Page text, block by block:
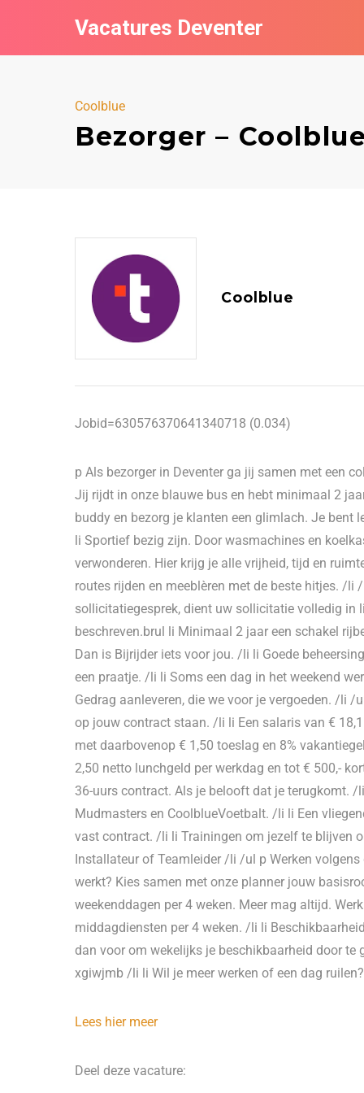
Vacatures Deventer
Coolblue
Bezorger –
Coolblue
Jobid=630576370641340718 (0.034)
p Als bezorger in Deventer ga jij samen met een
Jij rijdt in onze blauwe bus en hebt minimaal 2
buddy en bezorg je klanten een glimlach. Je bent
li Sportief bezig zijn. Door wasmachines en
verwonderen. Hier krijg je alle vrijheid, tijd en
routes rijden en meeblèren met de beste hitjes. /li
sollicitatiegesprek, dient uw sollicitatie volledig
beschreven.brul li Minimaal 2 jaar een schakel
Dan is Bijrijder iets voor jou. /li li Goede
een praatje. /li li Soms een dag in het weekend
Gedrag aanleveren, die we voor je vergoeden. /li
op jouw contract staan. /li li Een salaris van €
met daarbovenop € 1,50 toeslag en 8%
2,50 netto lunchgeld per werkdag en tot € 500,-
36-uurs contract. Als je belooft dat je terugkomt.
Mudmasters en CoolblueVoetbalt. /li li Een
vast contract. /li li Trainingen om jezelf te blijven
Installateur of Teamleider /li /ul p Werken
werkt? Kies samen met onze planner jouw
weekenddagen per 4 weken. Meer mag altijd.
middagdiensten per 4 weken. /li li
dan voor om wekelijks je beschikbaarheid door te
xgiwjmb /li li Wil je meer werken of een dag
Lees hier meer
Deel deze vacature: